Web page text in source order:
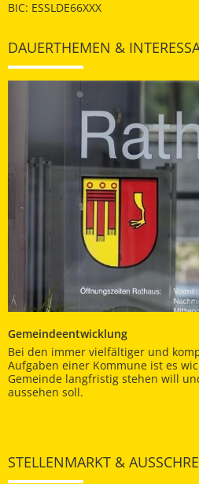
BIC: ESSLDE66XXX
DAUERTHEMEN &
Gemeindeentwicklung
Bei den immer vielfältiger und
Aufgaben einer Kommune ist es
Gemeinde langfristig stehen will
aussehen soll.
STELLENMARKT &